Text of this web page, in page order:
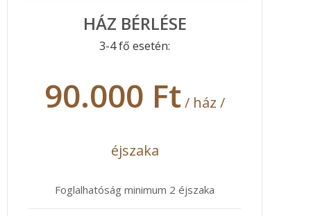
HÁZ BÉRLÉSE
3-4 fő esetén:
90.000 Ft / ház /
éjszaka
Foglalhatóság minimum 2 éjszaka